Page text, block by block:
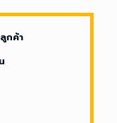
ย
กค้า